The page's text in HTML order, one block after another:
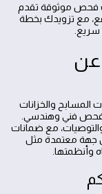
فحص موثوقة تقدم
مع تزويدك بخطة
عن
والخزانات
وفحص فني وهندسي.
مع ضمانات
جهة معتمدة مثل
وأنظمتها.